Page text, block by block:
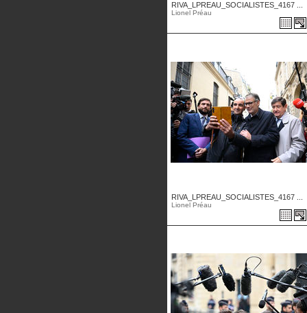
RIVA_LPREAU_SOCIALISTES_4167 ...
Lionel Préau
RIVA_LPREAU_SOCIALISTES_4167 ...
Lionel Préau